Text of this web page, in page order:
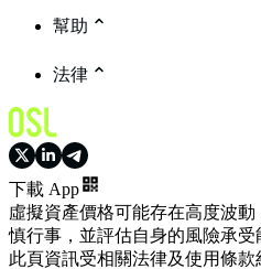
幫助
法律
下載 App
虛擬資產價格可能存在高度波
慎行事，並評估自身的風險承受
此頁資訊受相關法律及使用條款